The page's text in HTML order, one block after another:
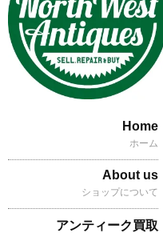
Home
ホーム
About us
ショップについて
アンティーク買取